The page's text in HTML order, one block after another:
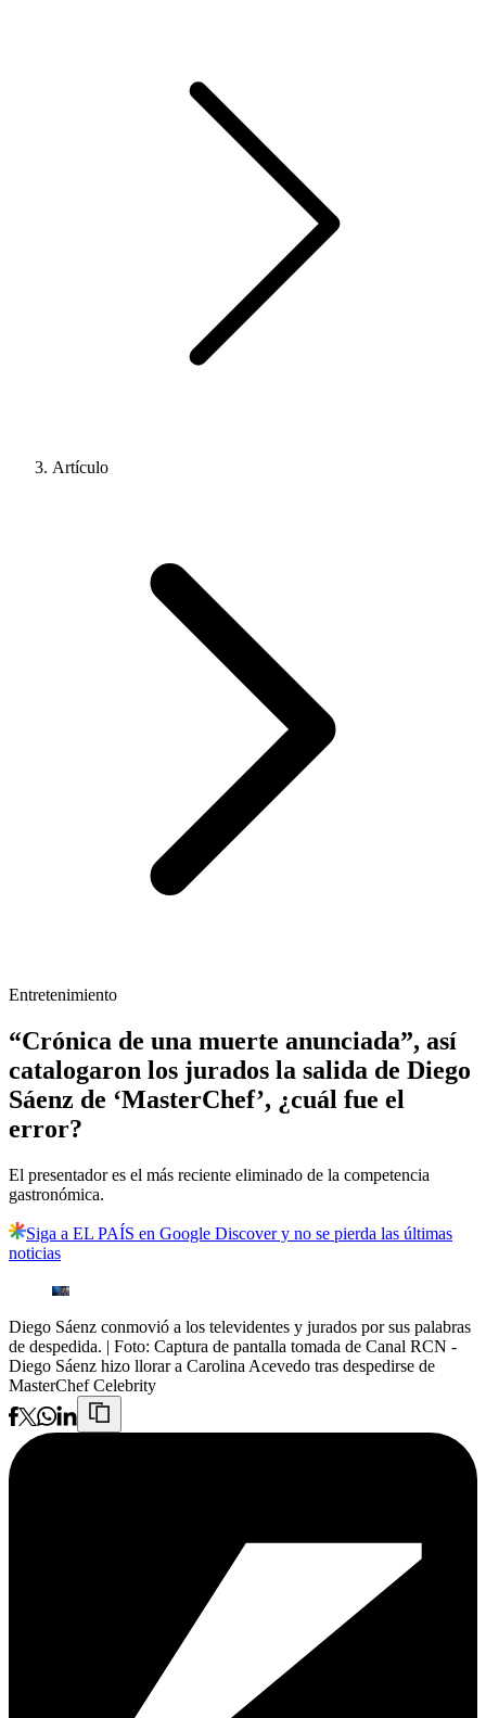
Artículo
Entretenimiento
“Crónica de una muerte anunciada”, así
catalogaron los jurados la salida de Diego
Sáenz de ‘MasterChef’, ¿cuál fue el
error?
El presentador es el más reciente eliminado de la competencia
gastronómica.
Siga a EL PAÍS en Google Discover y no se pierda las últimas
noticias
Diego Sáenz conmovió a los televidentes y jurados por sus palabras
de despedida. | Foto: Captura de pantalla tomada de Canal RCN -
Diego Sáenz hizo llorar a Carolina Acevedo tras despedirse de
MasterChef Celebrity